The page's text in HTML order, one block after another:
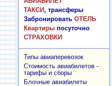
ТАКСИ, трансферы
Забронировать ОТЕЛЬ
Квартиры посуточно
СТРАХОВКИ
Типы авиаперевозок
Стоимость авиабилетов -
тарифы и сборы
Блочные авиабилеты